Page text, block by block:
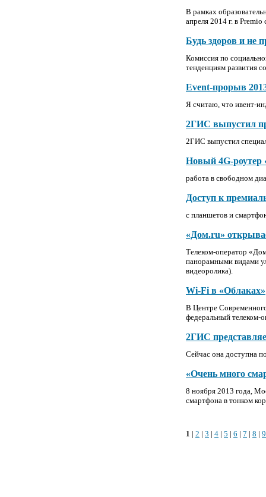
В рамках
апреля 2014 г. в Premio
Будь здоров и не
Комиссия по
тенденциям развития
Event-прорыв
Я считаю, что ивент-
2ГИС выпустил
2ГИС выпустил
Новый 4G-роутер
работа в свободном
Доступ к
с планшетов и
«Дом.ru»
Телеком-оператор
панорамными видами
видеоролика).
Wi-Fi в «Облаках»
В Центре
федеральный телеком-
2ГИС
Сейчас она доступна
«Очень много
8 ноября 2013 года,
смартфона в тонком
1 | 2 | 3 | 4 | 5 | 6 | 7 | 8 | 9